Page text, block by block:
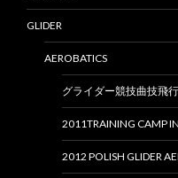
GLIDER
AEROBATICS
グライダー競技曲技飛
2011TRAINING CAMP
2012 POLISH GLIDER